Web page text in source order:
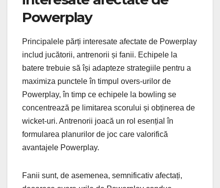
Powerplay
Principalele părți interesate afectate de Powerplay
includ jucătorii, antrenorii și fanii. Echipele la
batere trebuie să își adapteze strategiile pentru a
maximiza punctele în timpul overs-urilor de
Powerplay, în timp ce echipele la bowling se
concentrează pe limitarea scorului și obținerea de
wicket-uri. Antrenorii joacă un rol esențial în
formularea planurilor de joc care valorifică
avantajele Powerplay.
Fanii sunt, de asemenea, semnificativ afectați,